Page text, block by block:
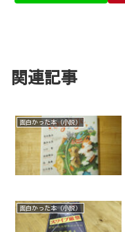
関連記事
面白かった本（小説）
面白かった本（小説）